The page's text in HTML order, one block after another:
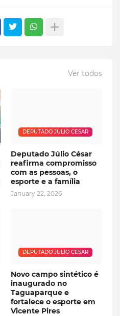
Ver todos
DEPUTADO JULIO CESAR
Deputado Júlio César
reafirma compromisso
com as pessoas, o
esporte e a família
January 22, 2026
DEPUTADO JULIO CESAR
Novo campo sintético é
inaugurado no
Taguaparque e
fortalece o esporte em
Vicente Pires